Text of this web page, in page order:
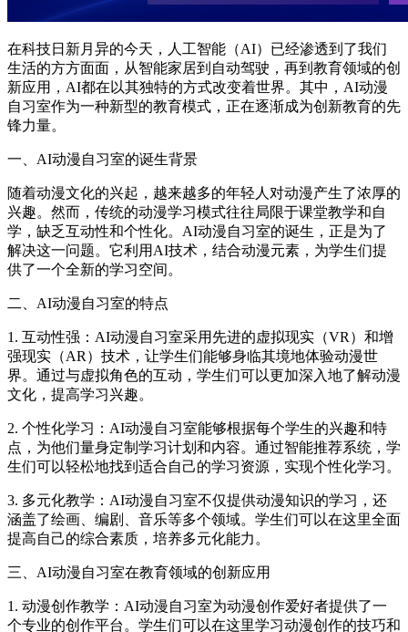
在科技日新月异的今天，人工智能（AI）已经渗透到了我们
生活的方方面面，从智能家居到自动驾驶，再到教育领域的创
新应用，AI都在以其独特的方式改变着世界。其中，AI动漫
自习室作为一种新型的教育模式，正在逐渐成为创新教育的先
锋力量。
一、AI动漫自习室的诞生背景
随着动漫文化的兴起，越来越多的年轻人对动漫产生了浓厚的
兴趣。然而，传统的动漫学习模式往往局限于课堂教学和自
学，缺乏互动性和个性化。AI动漫自习室的诞生，正是为了
解决这一问题。它利用AI技术，结合动漫元素，为学生们提
供了一个全新的学习空间。
二、AI动漫自习室的特点
1. 互动性强：AI动漫自习室采用先进的虚拟现实（VR）和增
强现实（AR）技术，让学生们能够身临其境地体验动漫世
界。通过与虚拟角色的互动，学生们可以更加深入地了解动漫
文化，提高学习兴趣。
2. 个性化学习：AI动漫自习室能够根据每个学生的兴趣和特
点，为他们量身定制学习计划和内容。通过智能推荐系统，学
生们可以轻松地找到适合自己的学习资源，实现个性化学习。
3. 多元化教学：AI动漫自习室不仅提供动漫知识的学习，还
涵盖了绘画、编剧、音乐等多个领域。学生们可以在这里全面
提高自己的综合素质，培养多元化能力。
三、AI动漫自习室在教育领域的创新应用
1. 动漫创作教学：AI动漫自习室为动漫创作爱好者提供了一
个专业的创作平台。学生们可以在这里学习动漫创作的技巧和